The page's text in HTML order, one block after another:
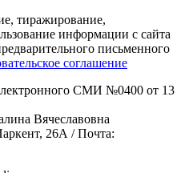
тиражирование,
информации с сайта
письменного
соглашение
СМИ №0400 от 13
Вячеславовна
26А / Почта: